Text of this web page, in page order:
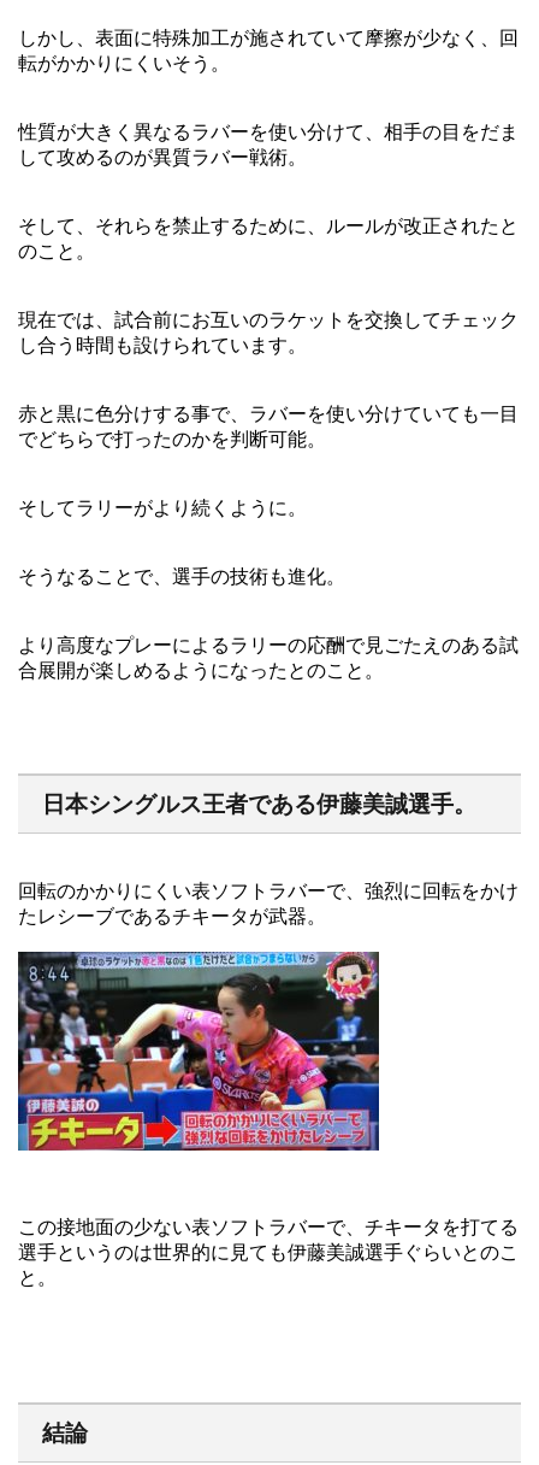
しかし、表面に特殊加工が施されていて摩擦が少なく、回
転がかかりにくいそう。
性質が大きく異なるラバーを使い分けて、相手の目をだま
して攻めるのが異質ラバー戦術。
そして、それらを禁止するために、ルールが改正されたと
のこと。
現在では、試合前にお互いのラケットを交換してチェック
し合う時間も設けられています。
赤と黒に色分けする事で、ラバーを使い分けていても一目
でどちらで打ったのかを判断可能。
そしてラリーがより続くように。
そうなることで、選手の技術も進化。
より高度なプレーによるラリーの応酬で見ごたえのある試
合展開が楽しめるようになったとのこと。
日本シングルス王者である伊藤美誠選手。
回転のかかりにくい表ソフトラバーで、強烈に回転をかけ
たレシーブであるチキータが武器。
この接地面の少ない表ソフトラバーで、チキータを打てる
選手というのは世界的に見ても伊藤美誠選手ぐらいとのこ
と。
結論